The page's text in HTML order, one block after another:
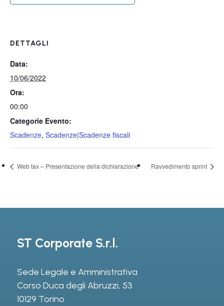
DETTAGLI
Data:
10/06/2022
Ora:
00:00
Categorie Evento:
Scadenze, Scadenze|Scadenze fiscali
Web tax – Presentazione della dichiarazione Ravvedimento sprint
ST Corporate S.r.l.
Sede Legale e Amministrativa
Corso Duca degli Abruzzi, 53
10129 Torino